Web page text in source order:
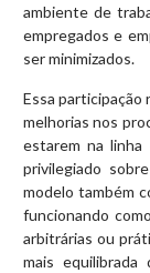
ambiente de
empregados e
ser minimizados.
Essa participação
melhorias nos
estarem na
privilegiado
modelo também
funcionando
arbitrárias ou
mais equilibrada